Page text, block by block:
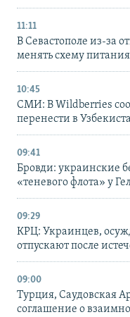
11:11
В Севастополе из-за
менять схему
10:45
СМИ: В Wildberries
перенести в
09:41
Бровди: украинские
«теневого флота» у
09:29
КРЦ: Украинцев,
отпускают после
09:00
Турция, Саудовская
соглашение о